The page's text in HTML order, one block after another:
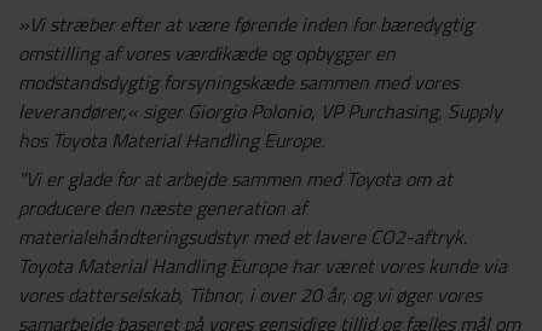
»Vi stræber efter at være førende inden for bæredygtig
omstilling af vores værdikæde og opbygger en
modstandsdygtig forsyningskæde sammen med vores
leverandører,« siger Giorgio Polonio, VP Purchasing, Supply
hos Toyota Material Handling Europe.
"Vi er glade for at arbejde sammen med Toyota om at
producere den næste generation af
materialehåndteringsudstyr med et lavere CO2-aftryk.
Toyota Material Handling Europe har været vores kunde via
vores datterselskab, Tibnor, i over 20 år, og vi øger vores
samarbejde baseret på vores gensidige tillid og fælles mål om